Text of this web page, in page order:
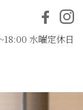
水曜定休日